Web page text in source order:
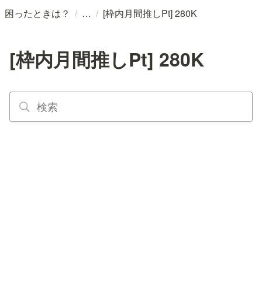
困ったときは？ / / [枠内月間推しPt] 280K
[枠内月間推しPt] 280K